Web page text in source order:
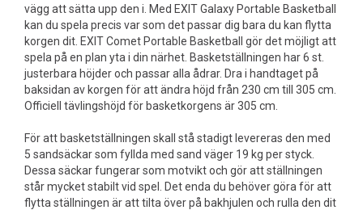
vägg att sätta upp den i. Med EXIT Galaxy Portable Basketball
kan du spela precis var som det passar dig bara du kan flytta
korgen dit. EXIT Comet Portable Basketball gör det möjligt att
spela på en plan yta i din närhet. Basketställningen har 6 st.
justerbara höjder och passar alla ådrar. Dra i handtaget på
baksidan av korgen för att ändra höjd från 230 cm till 305 cm.
Officiell tävlingshöjd för basketkorgens är 305 cm.
För att basketställningen skall stå stadigt levereras den med
5 sandsäckar som fyllda med sand väger 19 kg per styck.
Dessa säckar fungerar som motvikt och gör att ställningen
står mycket stabilt vid spel. Det enda du behöver göra för att
flytta ställningen är att tilta över på bakhjulen och rulla den dit